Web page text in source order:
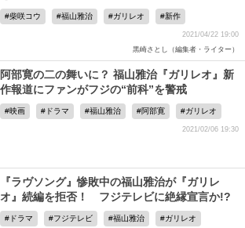
柴咲コウ 福山雅治 ガリレオ 新作
2021/04/22 19:00
黒崎さとし（編集者・ライター）
阿部寛の二の舞いに？ 福山雅治『ガリレオ』新
作報道にファンがフジの“前科”を警戒
映画 ドラマ 福山雅治 阿部寛 ガリレオ
2021/02/06 19:30
『ラヴソング』惨敗中の福山雅治が『ガリレ
オ』続編を拒否！ フジテレビに絶縁宣言か!?
ドラマ フジテレビ 福山雅治 ガリレオ